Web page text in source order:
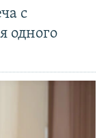
с
одного